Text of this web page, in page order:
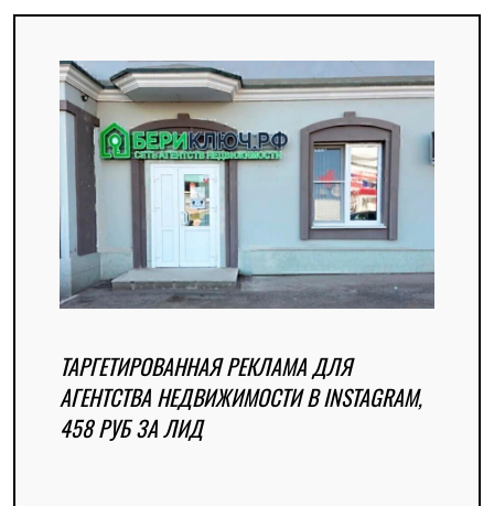
ТАРГЕТИРОВАННАЯ РЕКЛАМА ДЛЯ
АГЕНТСТВА НЕДВИЖИМОСТИ В INSTAGRAM,
458 РУБ ЗА ЛИД